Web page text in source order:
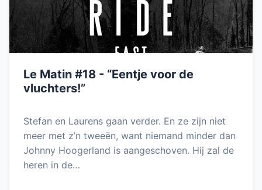
Le Matin #18 - “Eentje voor de
vluchters!”
Stefan en Laurens gaan verder. En ze zijn niet
meer met z’n tweeën, want niemand minder dan
Johnny Hoogerland is aangeschoven. Hij zal de
heren in de…